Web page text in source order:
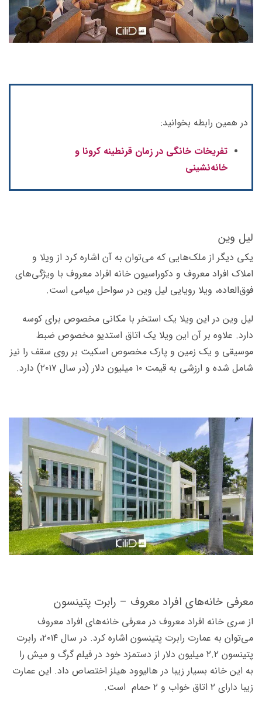
در همین رابطه بخوانید:
تفریخات خانگی در زمان قرنطینه کرونا و
خانه‌نشینی
لیل وین
یکی دیگر از ملک‌­هایی که می‌­توان به آن اشاره کرد از ویلا و
املاک افراد معروف و دکوراسیون خانه افراد معروف با ویژگی­‌های
فوق‌­العاده، ویلا رویایی لیل وین در سواحل میامی است.
لیل وین در این ویلا یک استخر با مکانی مخصوص برای کوسه
دارد. علاوه بر آن این ویلا یک اتاق استدیو مخصوص ضبط
موسیقی و یک زمین و پارک مخصوص اسکیت بر روی سقف را نیز
شامل شده و ارزشی به قیمت ۱۰ میلیون دلار (در سال ۲۰۱۷) دارد.
معرفی خانه‌های افراد معروف – رابرت پتینسون
از سری خانه افراد معروف در معرفی خانه‌های افراد معروف
می‌توان به عمارت رابرت پتینسون اشاره کرد. در سال ۲۰۱۴،‌ رابرت
پتینسون ۲.۲ میلیون دلار از دستمزد خود در فیلم گرگ و میش را
به این خانه بسیار زیبا در هالیوود هیلز اختصاص داد. این عمارت
زیبا دارای ۲ اتاق خواب و ۲ حمام است.